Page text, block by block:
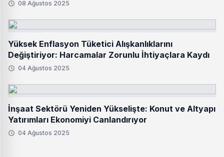
08 Ağustos 2025
Yüksek Enflasyon Tüketici Alışkanlıklarını
Değiştiriyor: Harcamalar Zorunlu İhtiyaçlara Kaydı
04 Ağustos 2025
İnşaat Sektörü Yeniden Yükselişte: Konut ve Altyapı
Yatırımları Ekonomiyi Canlandırıyor
04 Ağustos 2025